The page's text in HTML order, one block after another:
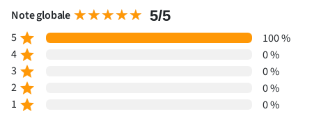
Note globale ★★★★★
★★★★★ 5/5
5 star
100 %
4 star
0 %
3 star
0 %
2 star
0 %
1 star 0 %